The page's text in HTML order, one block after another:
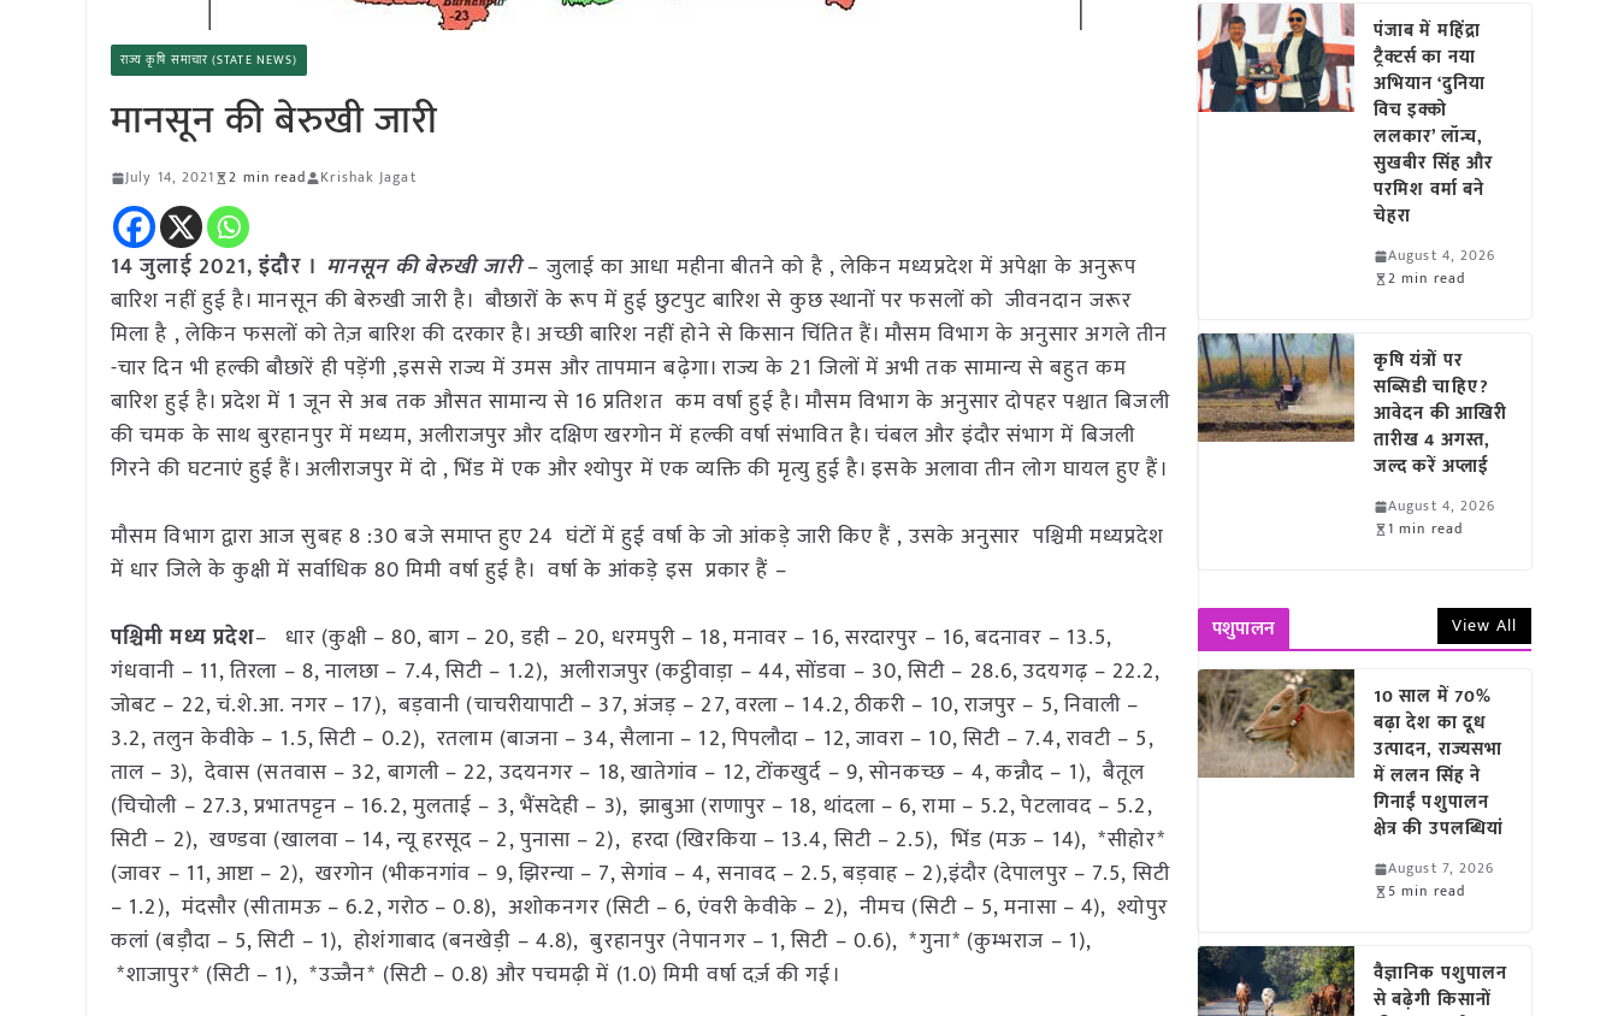
राज्य कृषि समाचार (STATE NEWS)
मानसून की बेरुखी जारी
July 14, 2021 2 min read Krishak Jagat
14 जुलाई 2021, इंदौर । मानसून की बेरुखी जारी– जुलाई का आधा महीना बीतने को है , लेकिन मध्यप्रदेश में अपेक्षा के अनुरूप
बारिश नहीं हुई है। मानसून की बेरुखी जारी है। बौछारों के रूप में हुई छुटपुट बारिश से कुछ स्थानों पर फसलों को जीवनदान जरूर
मिला है , लेकिन फसलों को तेज़ बारिश की दरकार है। अच्छी बारिश नहीं होने से किसान चिंतित हैं। मौसम विभाग के अनुसार अगले तीन
-चार दिन भी हल्की बौछारें ही पड़ेंगी ,इससे राज्य में उमस और तापमान बढ़ेगा। राज्य के 21 जिलों में अभी तक सामान्य से बहुत कम
बारिश हुई है। प्रदेश में 1 जून से अब तक औसत सामान्य से 16 प्रतिशत कम वर्षा हुई है। मौसम विभाग के अनुसार दोपहर पश्चात बिजली
की चमक के साथ बुरहानपुर में मध्यम, अलीराजपुर और दक्षिण खरगोन में हल्की वर्षा संभावित है। चंबल और इंदौर संभाग में बिजली
गिरने की घटनाएं हुई हैं। अलीराजपुर में दो , भिंड में एक और श्योपुर में एक व्यक्ति की मृत्यु हुई है। इसके अलावा तीन लोग घायल हुए हैं।
मौसम विभाग द्वारा आज सुबह 8 :30 बजे समाप्त हुए 24 घंटों में हुई वर्षा के जो आंकड़े जारी किए हैं , उसके अनुसार पश्चिमी मध्यप्रदेश
में धार जिले के कुक्षी में सर्वाधिक 80 मिमी वर्षा हुई है। वर्षा के आंकड़े इस प्रकार हैं –
पश्चिमी मध्य प्रदेश– धार (कुक्षी – 80, बाग – 20, डही – 20, धरमपुरी – 18, मनावर – 16, सरदारपुर – 16, बदनावर – 13.5,
गंधवानी – 11, तिरला – 8, नालछा – 7.4, सिटी – 1.2), अलीराजपुर (कट्ठीवाड़ा – 44, सोंडवा – 30, सिटी – 28.6, उदयगढ़ – 22.2,
जोबट – 22, चं.शे.आ. नगर – 17), बड़वानी (चाचरीयापाटी – 37, अंजड़ – 27, वरला – 14.2, ठीकरी – 10, राजपुर – 5, निवाली –
3.2, तलुन केवीके – 1.5, सिटी – 0.2), रतलाम (बाजना – 34, सैलाना – 12, पिपलौदा – 12, जावरा – 10, सिटी – 7.4, रावटी – 5,
ताल – 3), देवास (सतवास – 32, बागली – 22, उदयनगर – 18, खातेगांव – 12, टोंकखुर्द – 9, सोनकच्छ – 4, कन्नौद – 1), बैतूल
(चिचोली – 27.3, प्रभातपट्टन – 16.2, मुलताई – 3, भैंसदेही – 3), झाबुआ (राणापुर – 18, थांदला – 6, रामा – 5.2, पेटलावद – 5.2,
सिटी – 2), खण्डवा (खालवा – 14, न्यू हरसूद – 2, पुनासा – 2), हरदा (खिरकिया – 13.4, सिटी – 2.5), भिंड (मऊ – 14), *सीहोर*
(जावर – 11, आष्टा – 2), खरगोन (भीकनगांव – 9, झिरन्या – 7, सेगांव – 4, सनावद – 2.5, बड़वाह – 2),इंदौर (देपालपुर – 7.5, सिटी
– 1.2), मंदसौर (सीतामऊ – 6.2, गरोठ – 0.8), अशोकनगर (सिटी – 6, एंवरी केवीके – 2), नीमच (सिटी – 5, मनासा – 4), श्योपुर
कलां (बड़ौदा – 5, सिटी – 1), होशंगाबाद (बनखेड़ी – 4.8), बुरहानपुर (नेपानगर – 1, सिटी – 0.6), *गुना* (कुम्भराज – 1),
*शाजापुर* (सिटी – 1), *उज्जैन* (सिटी – 0.8) और पचमढ़ी में (1.0) मिमी वर्षा दर्ज़ की गई।
पंजाब में महिंद्रा
ट्रैक्टर्स का नया
अभियान ‘दुनिया
विच इक्को
ललकार’ लॉन्च,
सुखबीर सिंह और
परमिश वर्मा बने
चेहरा
August 4, 2026
2 min read
कृषि यंत्रों पर
सब्सिडी चाहिए?
आवेदन की आखिरी
तारीख 4 अगस्त,
जल्द करें अप्लाई
August 4, 2026
1 min read
पशुपालन View All
10 साल में 70%
बढ़ा देश का दूध
उत्पादन, राज्यसभा
में ललन सिंह ने
गिनाईं पशुपालन
क्षेत्र की उपलब्धियां
August 7, 2026
5 min read
वैज्ञानिक पशुपालन
से बढ़ेगी किसानों